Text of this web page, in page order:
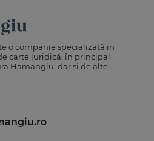
o companie specializată în
carte juridică, în principal
Hamangiu, dar și de alte